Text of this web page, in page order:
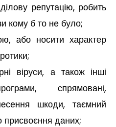
ділову репутацію, робить
кому б то не було;
або носити характер
віруси, а також інші
спрямовані,
шкоди, таємний
даних;